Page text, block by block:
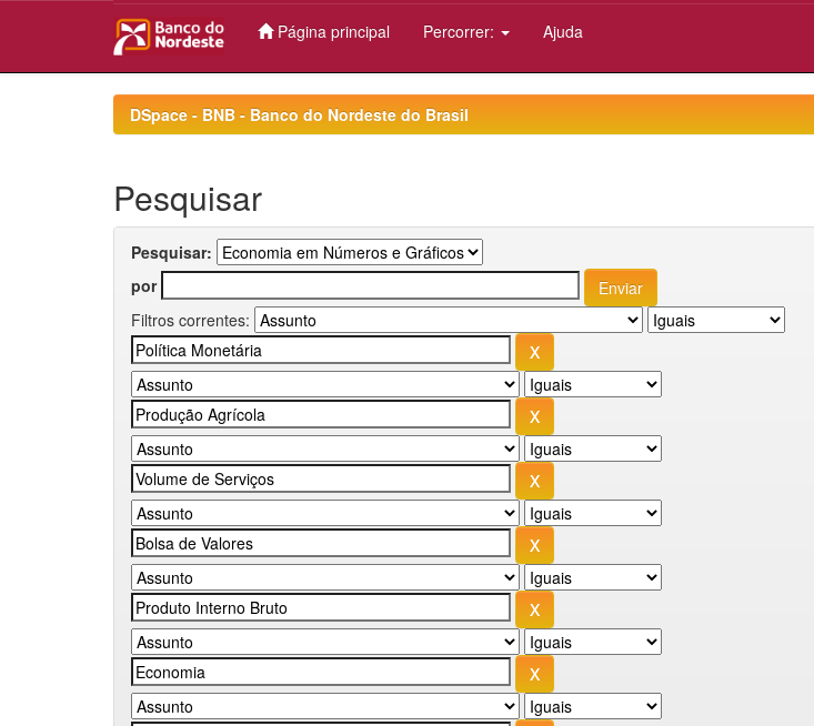
Página principal Percorrer: Ajuda
DSpace - BNB - Banco do Nordeste do Brasil
Pesquisar
Pesquisar:
por
Filtros correntes: